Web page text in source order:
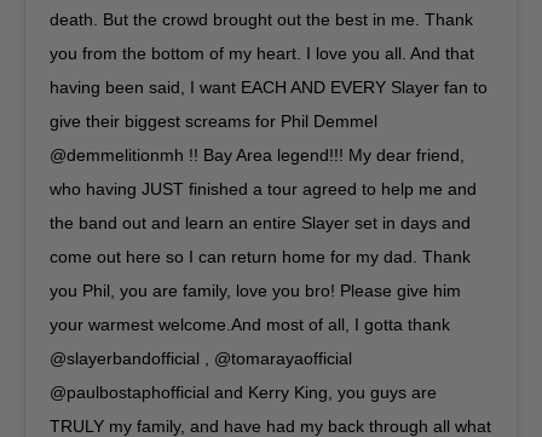
death. But the crowd brought out the best in me. Thank
you from the bottom of my heart. I love you all. And that
having been said, I want EACH AND EVERY Slayer fan to
give their biggest screams for Phil Demmel
@demmelitionmh !! Bay Area legend!!! My dear friend,
who having JUST finished a tour agreed to help me and
the band out and learn an entire Slayer set in days and
come out here so I can return home for my dad. Thank
you Phil, you are family, love you bro! Please give him
your warmest welcome.And most of all, I gotta thank
@slayerbandofficial , @tomarayaofficial
@paulbostaphofficial and Kerry King, you guys are
TRULY my family, and have had my back through all what